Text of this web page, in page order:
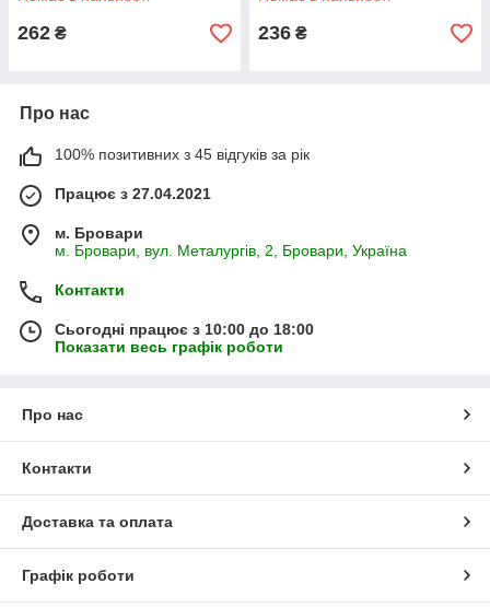
262 ₴ 236 ₴
Про нас
100% позитивних з 45 відгуків за рік
Працює з 27.04.2021
м. Бровари
м. Бровари, вул. Металургів, 2, Бровари, Україна
Контакти
Сьогодні працює з 10:00 до 18:00
Показати весь графік роботи
Про нас
Контакти
Доставка та оплата
Графік роботи